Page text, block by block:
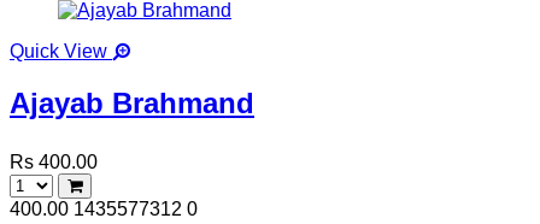
Quick View
Ajayab Brahmand
Rs 400.00
400.00 1435577312 0